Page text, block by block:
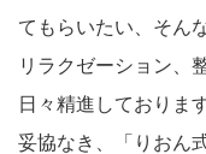
てもらいたい、そん
リラクゼーション、
日々精進しております
妥協なき、「りおん